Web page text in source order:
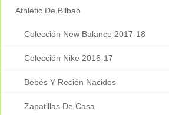
Athletic De Bilbao
Colección New Balance 2017-18
Colección Nike 2016-17
Bebés Y Recién Nacidos
Zapatillas De Casa